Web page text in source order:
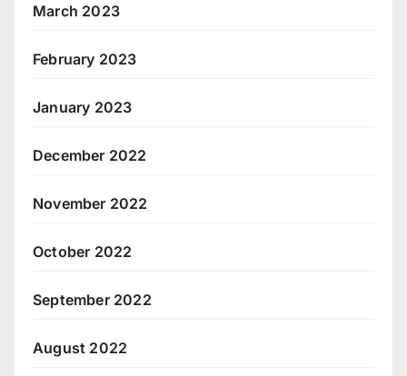
March 2023
February 2023
January 2023
December 2022
November 2022
October 2022
September 2022
August 2022